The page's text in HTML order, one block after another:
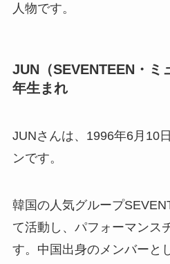
人物です。
JUN（SEVENTEEN・ミ
年生まれ
JUNさんは、1996年6月10
ンです。
韓国の人気グループ
て活動し、パフォーマンス
す。中国出身のメンバーと